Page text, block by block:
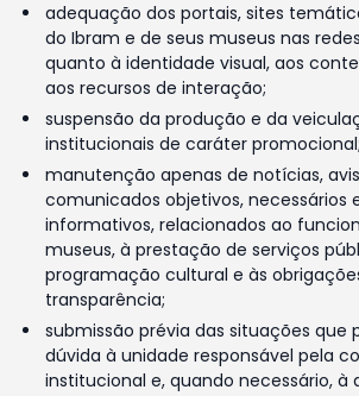
adequação dos portais, sites
do Ibram e de seus museus nas
quanto à identidade visual, aos
aos recursos de interação;
suspensão da produção e da
institucionais de caráter promocional;
manutenção apenas de notícias,
comunicados objetivos, necessários
informativos, relacionados ao
museus, à prestação de serviços
programação cultural e às
transparência;
submissão prévia das situações que
dúvida à unidade responsável pela
institucional e, quando necessário, à